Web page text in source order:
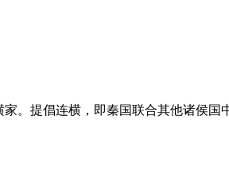
。提倡连横，即秦国联合其他诸侯国